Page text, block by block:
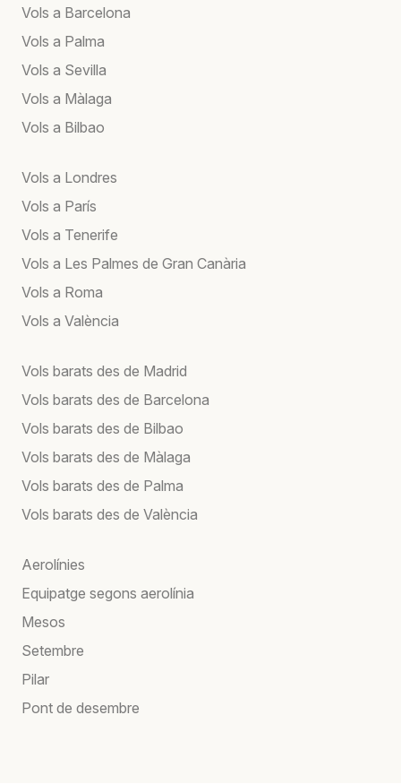
Vols a Barcelona
Vols a Palma
Vols a Sevilla
Vols a Màlaga
Vols a Bilbao
Vols a Londres
Vols a París
Vols a Tenerife
Vols a Les Palmes de Gran Canària
Vols a Roma
Vols a València
Vols barats des de Madrid
Vols barats des de Barcelona
Vols barats des de Bilbao
Vols barats des de Màlaga
Vols barats des de Palma
Vols barats des de València
Aerolínies
Equipatge segons aerolínia
Mesos
Setembre
Pilar
Pont de desembre